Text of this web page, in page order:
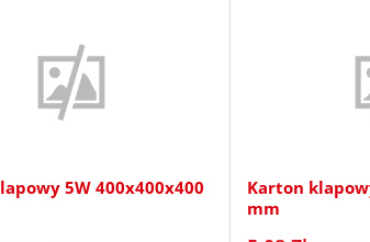
5W 400x400x400
Karton
mm